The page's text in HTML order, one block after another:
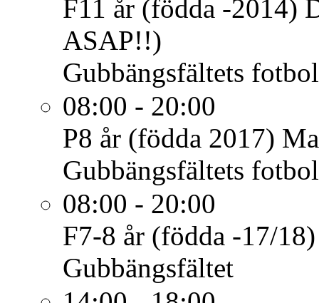
F11 år (födda -2014)
ASAP!!)
Gubbängsfältets
08:00 - 20:00
P8 år (födda 2017)
Gubbängsfältets
08:00 - 20:00
F7-8 år (födda -17/18)
Gubbängsfältet